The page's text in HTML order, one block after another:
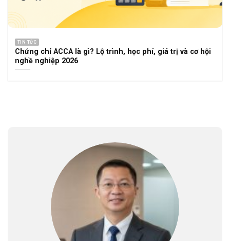
TIN TỨC
Chứng chỉ ACCA là gì? Lộ trình, học phí, giá trị và cơ hội
nghề nghiệp 2026